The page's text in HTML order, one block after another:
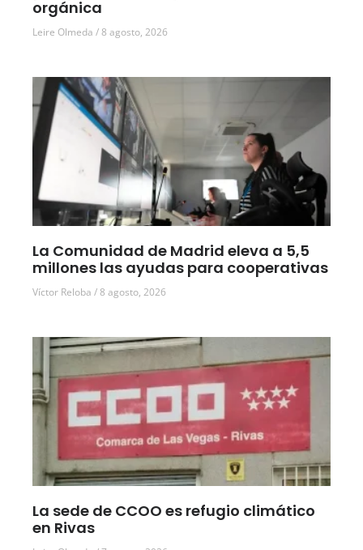
orgánica
Leire Olmeda 8 agosto, 2026
La Comunidad de Madrid eleva a 5,5
millones las ayudas para cooperativas
Víctor Reloba 8 agosto, 2026
La sede de CCOO es refugio climático
en Rivas